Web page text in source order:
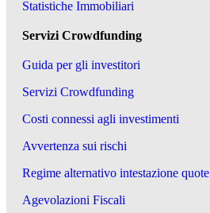
Statistiche Immobiliari
Servizi Crowdfunding
Guida per gli investitori
Servizi Crowdfunding
Costi connessi agli investimenti
Avvertenza sui rischi
Regime alternativo intestazione quote
Agevolazioni Fiscali